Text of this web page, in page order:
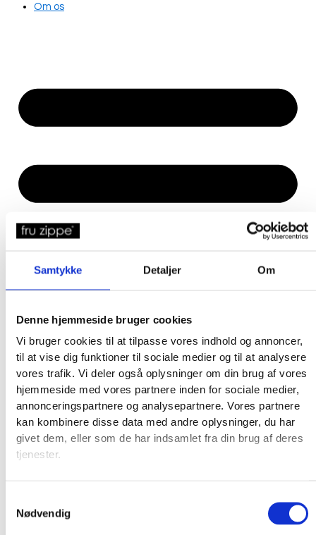
Samtykke Detaljer Om
Denne hjemmeside bruger cookies
Vi bruger cookies til at tilpasse vores indhold og annoncer,
til at vise dig funktioner til sociale medier og til at analysere
vores trafik. Vi deler også oplysninger om din brug af vores
hjemmeside med vores partnere inden for sociale medier,
annonceringspartnere og analysepartnere. Vores partnere
kan kombinere disse data med andre oplysninger, du har
givet dem, eller som de har indsamlet fra din brug af deres
tjenester.
Nødvendig
Om os